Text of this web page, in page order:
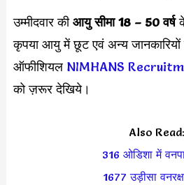
उम्मीदवार कीआयु सीमा 18 – 50 वर्ष
कृपया आयु में छूट एवं अन्य जानकारियों
ऑफीशियल NIMHANS
को ज़रूर देखिये।
Also Read:
316 ओडिशा में
1677 उड़ीसा